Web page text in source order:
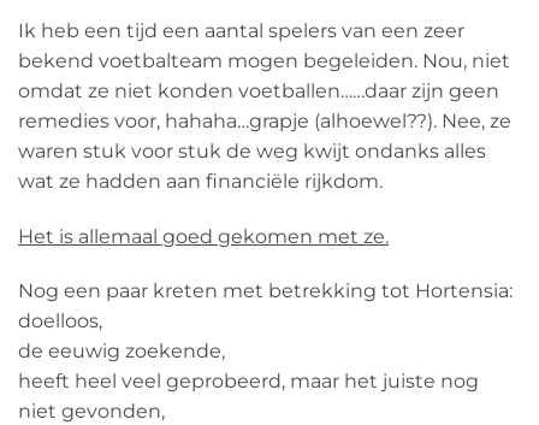
Ik heb een tijd een aantal spelers van een zeer
bekend voetbalteam mogen begeleiden. Nou, niet
omdat ze niet konden voetballen……daar zijn geen
remedies voor, hahaha…grapje (alhoewel??). Nee, ze
waren stuk voor stuk de weg kwijt ondanks alles
wat ze hadden aan financiële rijkdom.
Het is allemaal goed gekomen met ze.
Nog een paar kreten met betrekking tot Hortensia:
doelloos,
de eeuwig zoekende,
heeft heel veel geprobeerd, maar het juiste nog
niet gevonden,